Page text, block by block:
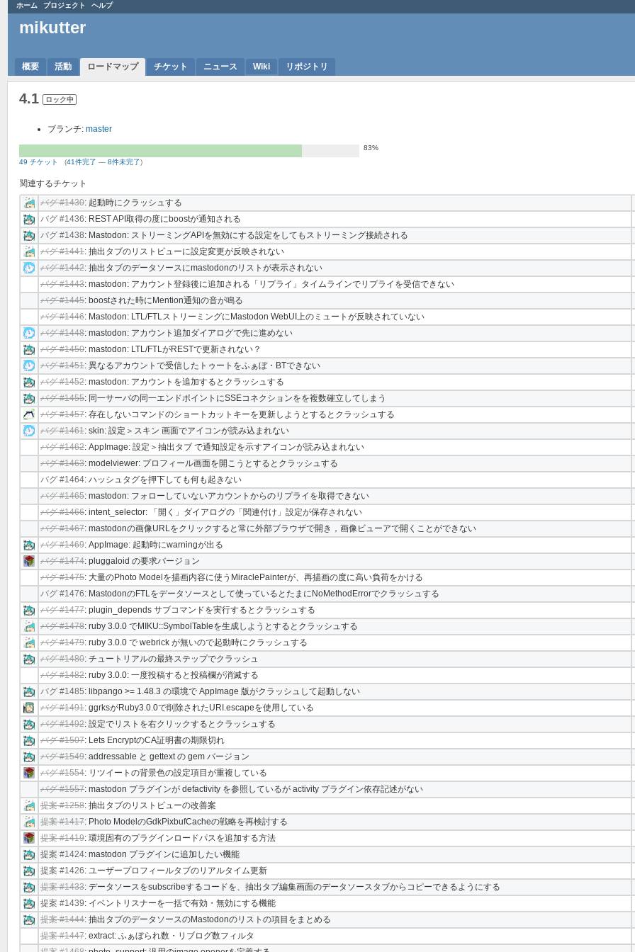
ホーム プロジェクト ヘルプ
mikutter
概要 活動 ロードマップ チケット ニュース Wiki リポジトリ
4.1 ロック中
ブランチ: master
83%
49 チケット
(41件完了 — 8件未完了)
関連するチケット
バグ #1430: 起動時にクラッシュする
バグ #1436: REST API取得の度にboostが通知される
バグ #1438: Mastodon: ストリーミングAPIを無効にする設定をしてもストリーミング接続される
バグ #1441: 抽出タブのリストビューに設定変更が反映されない
バグ #1442: 抽出タブのデータソースにmastodonのリストが表示されない
バグ #1443: mastodon: アカウント登録後に追加される「リプライ」タイムラインでリプライを受信できない
バグ #1445: boostされた時にMention通知の音が鳴る
バグ #1446: Mastodon: LTL/FTLストリーミングにMastodon WebUI上のミュートが反映されていない
バグ #1448: mastodon: アカウント追加ダイアログで先に進めない
バグ #1450: mastodon: LTL/FTLがRESTで更新されない？
バグ #1451: 異なるアカウントで受信したトゥートをふぁぼ・BTできない
バグ #1452: mastodon: アカウントを追加するとクラッシュする
バグ #1455: 同一サーバの同一エンドポイントにSSEコネクションをを複数確立してしまう
バグ #1457: 存在しないコマンドのショートカットキーを更新しようとするとクラッシュする
バグ #1461: skin: 設定＞スキン 画面でアイコンが読み込まれない
バグ #1462: AppImage: 設定＞抽出タブ で通知設定を示すアイコンが読み込まれない
バグ #1463: modelviewer: プロフィール画面を開こうとするとクラッシュする
バグ #1464: ハッシュタグを押下しても何も起きない
バグ #1465: mastodon: フォローしていないアカウントからのリプライを取得できない
バグ #1466: intent_selector: 「開く」ダイアログの「関連付け」設定が保存されない
バグ #1467: mastodonの画像URLをクリックすると常に外部ブラウザで開き，画像ビューアで開くことができない
バグ #1469: AppImage: 起動時にwarningが出る
バグ #1474: pluggaloid の要求バージョン
バグ #1475: 大量のPhoto Modelを描画内容に使うMiraclePainterが、再描画の度に高い負荷をかける
バグ #1476: MastodonのFTLをデータソースとして使っているとたまにNoMethodErrorでクラッシュする
バグ #1477: plugin_depends サブコマンドを実行するとクラッシュする
バグ #1478: ruby 3.0.0 でMIKU::SymbolTableを生成しようとするとクラッシュする
バグ #1479: ruby 3.0.0 で webrick が無いので起動時にクラッシュする
バグ #1480: チュートリアルの最終ステップでクラッシュ
バグ #1482: ruby 3.0.0: 一度投稿すると投稿欄が消滅する
バグ #1485: libpango >= 1.48.3 の環境で AppImage 版がクラッシュして起動しない
バグ #1491: ggrksがRuby3.0.0で削除されたURI.escapeを使用している
バグ #1492: 設定でリストを右クリックするとクラッシュする
バグ #1507: Lets EncryptのCA証明書の期限切れ
バグ #1549: addressable と gettext の gem バージョン
バグ #1554: リツイートの背景色の設定項目が重複している
バグ #1557: mastodon プラグインが defactivity を参照しているが activity プラグイン依存記述がない
提案 #1258: 抽出タブのリストビューの改善案
提案 #1417: Photo ModelのGdkPixbufCacheの戦略を再検討する
提案 #1419: 環境固有のプラグインロードパスを追加する方法
提案 #1424: mastodon プラグインに追加したい機能
提案 #1426: ユーザープロフィールタブのリアルタイム更新
提案 #1433: データソースをsubscribeするコードを、抽出タブ編集画面のデータソースタブからコピーできるようにする
提案 #1439: イベントリスナーを一括で有効・無効にする機能
提案 #1444: 抽出タブのデータソースのMastodonのリストの項目をまとめる
提案 #1447: extract: ふぁぼられ数・リブログ数フィルタ